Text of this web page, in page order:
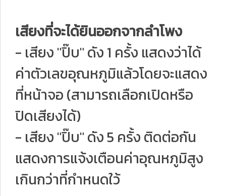
เสียงที่จะได้ยินออกจากลำโพง
- เสียง "ปิ๊บ" ดัง 1 ครั้ง แสดงว่าได้
ค่าตัวเลขอุณหภูมิแล้วโดยจะแสดง
ที่หน้าจอ (สามารถเลือกเปิดหรือ
ปิดเสียงได้)
- เสียง "ปิ๊บ" ดัง 5 ครั้ง ติดต่อกัน
แสดงการแจ้งเตือนค่าอุณหภูมิสูง
เกินกว่าที่กำหนดใว้